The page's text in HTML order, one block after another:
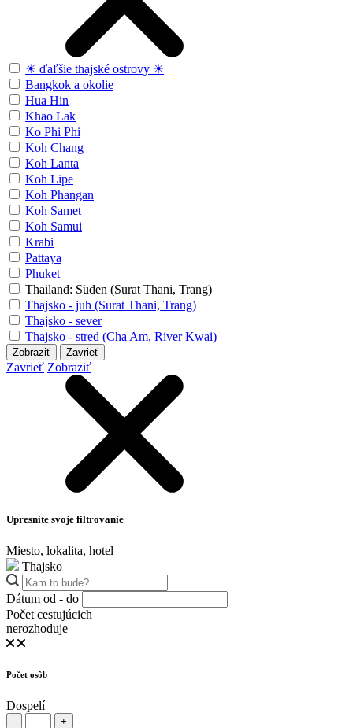
☀ ďaľšie thajské ostrovy ☀
Bangkok a okolie
Hua Hin
Khao Lak
Ko Phi Phi
Koh Chang
Koh Lanta
Koh Lipe
Koh Phangan
Koh Samet
Koh Samui
Krabi
Pattaya
Phuket
Thailand: Süden (Surat Thani, Trang)
Thajsko - juh (Surat Thani, Trang)
Thajsko - sever
Thajsko - stred (Cha Am, River Kwai)
Zobraziť Zavrieť
Zavrieť Zobraziť
Upresnite svoje filtrovanie
Miesto, lokalita, hotel
Thajsko
Dátum od - do
Počet cestujúcich
nerozhoduje
Počet osôb
Dospelí
- +